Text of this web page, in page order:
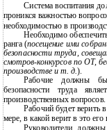
Система воспитания
проникся важностью
необходимостью в
Необходимо
ранга (посещение ими
безопасности труда,
смотров-конкурсовпо ОТ,
производстве и т. д.).
Рабочие должны
безопасности труда
производственных вопросов.
Рабочий будет верить
мере, в какой верит в это
Руководители